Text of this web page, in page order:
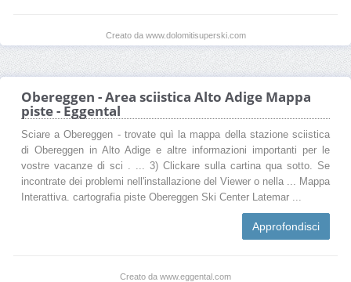
Creato da www.dolomitisuperski.com
Obereggen - Area sciistica Alto Adige Mappa
piste - Eggental
Sciare a Obereggen - trovate quì la mappa della stazione sciistica
di Obereggen in Alto Adige e altre informazioni importanti per le
vostre vacanze di sci . ... 3) Clickare sulla cartina qua sotto. Se
incontrate dei problemi nell'installazione del Viewer o nella ... Mappa
Interattiva. cartografia piste Obereggen Ski Center Latemar ...
Approfondisci
Creato da www.eggental.com